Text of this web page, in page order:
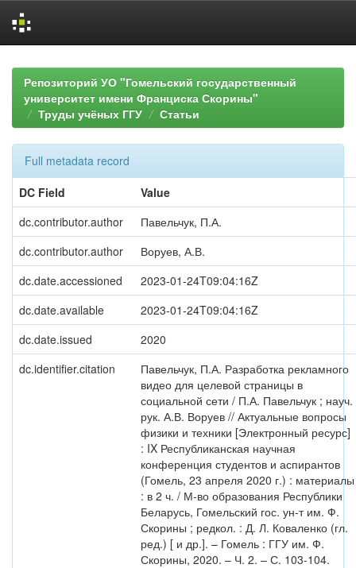
navigationРепозиторий УО "Гомельский государственный
университет имени Франциска Скорины"
Труды учёных ГГУ
Статьи
Full metadata record
DC Field
Value
dc.contributor.author
Павельчук, П.А.
dc.contributor.author
Воруев, А.В.
dc.date.accessioned
2023-01-24T09:04:16Z
dc.date.available
2023-01-24T09:04:16Z
dc.date.issued
2020
dc.identifier.citation
Павельчук, П.А. Разработка рекламного
видео для целевой страницы в
социальной сети / П.А. Павельчук ; науч.
рук. А.В. Воруев // Актуальные вопросы
физики и техники [Электронный ресурс]
: IX Республиканская научная
конференция студентов и аспирантов
(Гомель, 23 апреля 2020 г.) : материалы
: в 2 ч. / М-во образования Республики
Беларусь, Гомельский гос. ун-т им. Ф.
Скорины ; редкол. : Д. Л. Коваленко (гл.
ред.) [ и др.]. – Гомель : ГГУ им. Ф.
Скорины, 2020. – Ч. 2. – С. 103-104.